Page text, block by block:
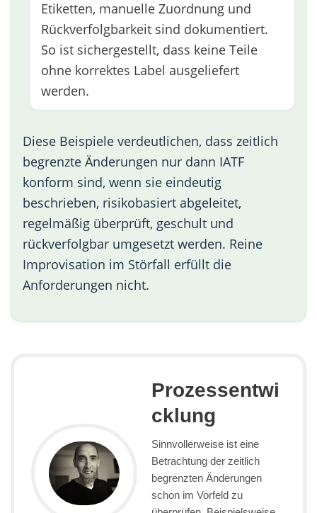
Etiketten, manuelle Zuordnung und
Rückverfolgbarkeit sind dokumentiert.
So ist sichergestellt, dass keine Teile
ohne korrektes Label ausgeliefert
werden.
Diese Beispiele verdeutlichen, dass zeitlich
begrenzte Änderungen nur dann IATF
konform sind, wenn sie eindeutig
beschrieben, risikobasiert abgeleitet,
regelmäßig überprüft, geschult und
rückverfolgbar umgesetzt werden. Reine
Improvisation im Störfall erfüllt die
Anforderungen nicht.
Prozessentwi
cklung
Sinnvollerweise ist eine
Betrachtung der zeitlich
begrenzten Änderungen
schon im Vorfeld zu